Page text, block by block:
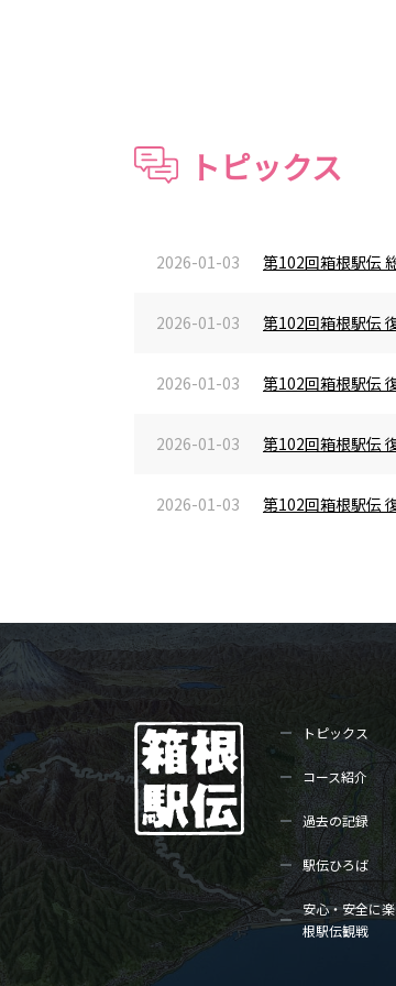
トピックス
2026-01-03 第102回箱根駅伝
2026-01-03 第102回箱根駅伝
2026-01-03 第102回箱根駅伝
2026-01-03 第102回箱根駅伝
2026-01-03 第102回箱根駅伝
トピックス
コース紹介
過去の記録
駅伝ひろば
安心・安全に
根駅伝観戦